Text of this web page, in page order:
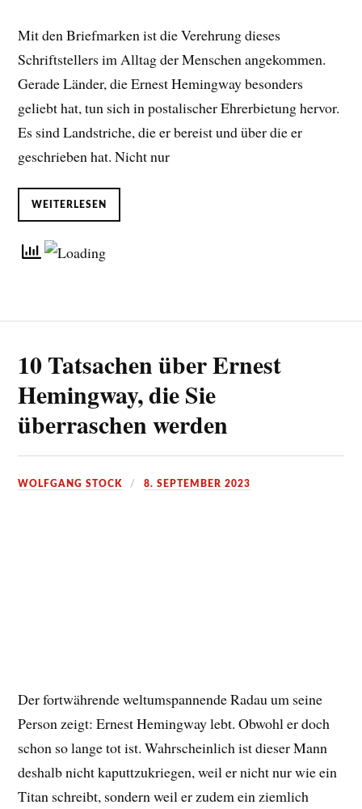
Mit den Briefmarken ist die Verehrung dieses
Schriftstellers im Alltag der Menschen angekommen.
Gerade Länder, die Ernest Hemingway besonders
geliebt hat, tun sich in postalischer Ehrerbietung hervor.
Es sind Landstriche, die er bereist und über die er
geschrieben hat. Nicht nur
WEITERLESEN
10 Tatsachen über Ernest
Hemingway, die Sie
überraschen werden
WOLFGANG STOCK 8. SEPTEMBER 2023
Der fortwährende weltumspannende Radau um seine
Person zeigt: Ernest Hemingway lebt. Obwohl er doch
schon so lange tot ist. Wahrscheinlich ist dieser Mann
deshalb nicht kaputtzukriegen, weil er nicht nur wie ein
Titan schreibt, sondern weil er zudem ein ziemlich